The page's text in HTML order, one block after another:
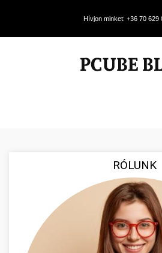
Hívjon minket: +36 70 629
RÓLUNK